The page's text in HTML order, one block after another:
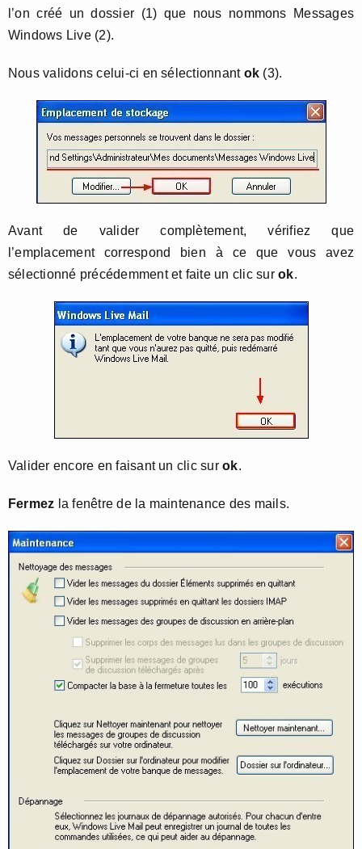
l’on créé un dossier (1) que nous nommons Messages
Windows Live (2).
Nous validons celui-ci en sélectionnant ok (3).
Avant de valider complètement, vérifiez que
l’emplacement correspond bien à ce que vous avez
sélectionné précédemment et faite un clic surok.
Valider encore en faisant un clic surok.
Fermez la fenêtre de la maintenance des mails.